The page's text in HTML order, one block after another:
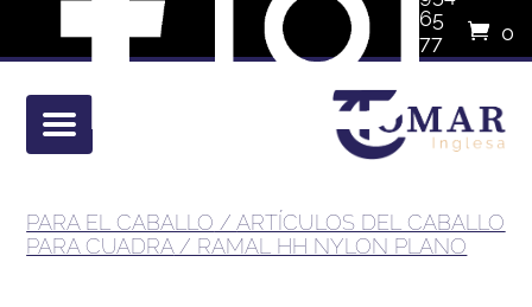
65
77
01
0
PARA EL CABALLO / ARTÍCULOS DEL CABALLO
PARA CUADRA / RAMAL HH NYLON PLANO